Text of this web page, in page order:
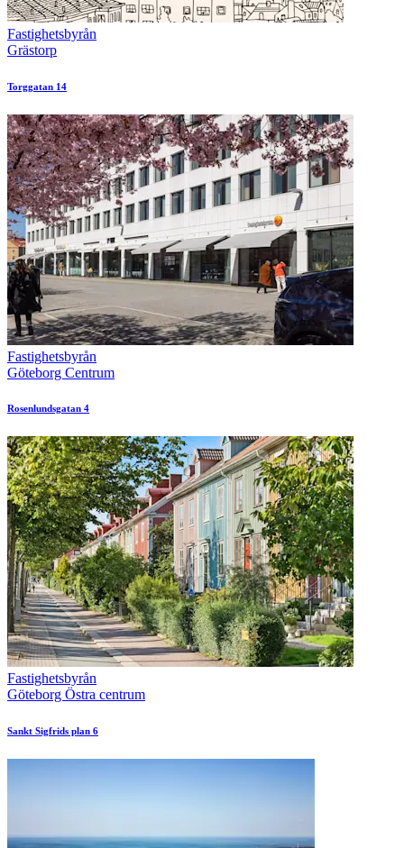
Fastighetsbyrån
Grästorp
Torggatan 14
Fastighetsbyrån
Göteborg Centrum
Rosenlundsgatan 4
Fastighetsbyrån
Göteborg Östra centrum
Sankt Sigfrids plan 6